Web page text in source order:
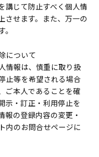
講じて防止すべく個人情
させます。また、万一の
について
情報は、慎重に取り扱
止等を希望される場合
ご本人であることを確
示・訂正・利用停止を
報の登録内容の変更・
内のお問合せページに